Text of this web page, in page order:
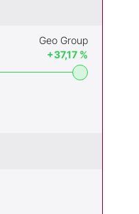
Geo Group
+37,17 %